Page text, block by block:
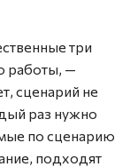
три
работы, —
сценарий не
раз нужно
по сценарию
подходят